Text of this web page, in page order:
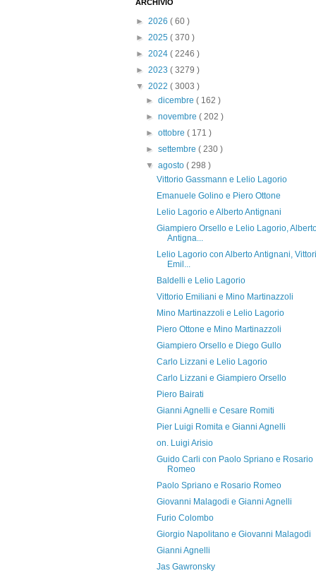
ARCHIVIO
► 2026 ( 60 )
► 2025 ( 370 )
► 2024 ( 2246 )
► 2023 ( 3279 )
▼ 2022 ( 3003 )
►dicembre( 162 )
►novembre( 202 )
►ottobre( 171 )
►settembre( 230 )
▼agosto( 298 )
Vittorio Gassmann e Lelio Lagorio
Emanuele Golino e Piero Ottone
Lelio Lagorio e Alberto Antignani
Giampiero Orsello e Lelio Lagorio,
Antigna...
Lelio Lagorio con Alberto Antignani,
Emil...
Baldelli e Lelio Lagorio
Vittorio Emiliani e Mino Martinazzoli
Mino Martinazzoli e Lelio Lagorio
Piero Ottone e Mino Martinazzoli
Giampiero Orsello e Diego Gullo
Carlo Lizzani e Lelio Lagorio
Carlo Lizzani e Giampiero Orsello
Piero Bairati
Gianni Agnelli e Cesare Romiti
Pier Luigi Romita e Gianni Agnelli
on. Luigi Arisio
Guido Carli con Paolo Spriano e Rosario
Romeo
Paolo Spriano e Rosario Romeo
Giovanni Malagodi e Gianni Agnelli
Furio Colombo
Giorgio Napolitano e Giovanni Malagodi
Gianni Agnelli
Jas Gawronsky